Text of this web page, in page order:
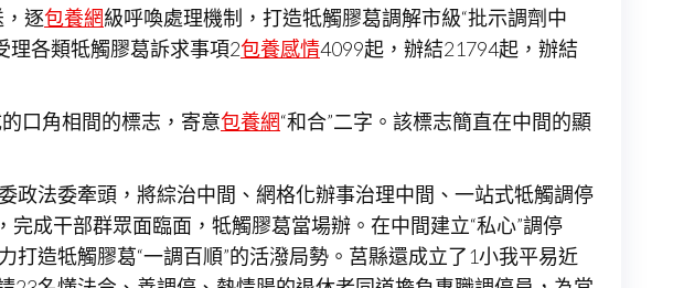
逐包養網級呼喚處理機制，打造牴觸膠葛調解市級“批示調劑中
理各類牴觸膠葛訴求事項2包養感情4099起，辦結21794起，辦結
口角相間的標志，寄意包養網“和合”二字。該標志簡直在中間的顯
政法委牽頭，將綜治中間、網格化辦事治理中間、一站式牴觸調停
成干部群眾面臨面，牴觸膠葛當場辦。在中間建立“私心”調停
造牴觸膠葛“一調百順”的活潑局勢。莒縣還成立了1小我平易近